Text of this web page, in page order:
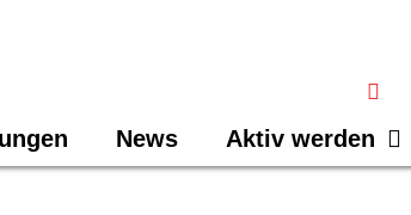
News Aktiv werden